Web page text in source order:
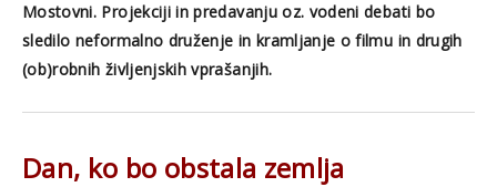
Mostovni. Projekciji in predavanju oz. vodeni debati bo
sledilo neformalno druženje in kramljanje o filmu in drugih
(ob)robnih življenjskih vprašanjih.
Dan, ko bo obstala zemlja